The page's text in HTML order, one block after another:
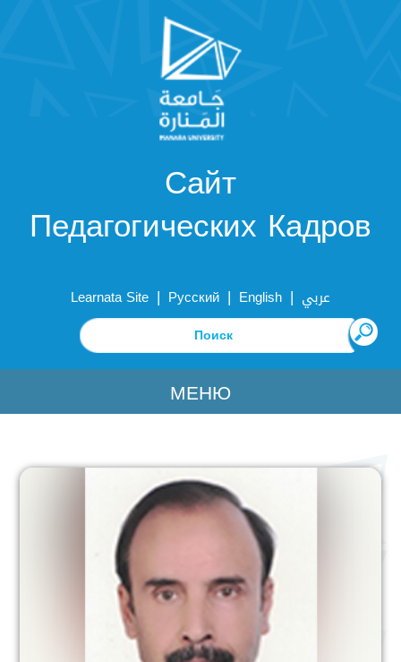
Сайт
Педагогических Кадров
Learnata Site | Русский | English | عربي
МЕНЮ